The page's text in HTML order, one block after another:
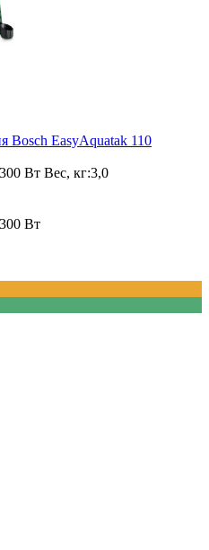
Bosch EasyAquatak 110
Вт Вес, кг:3,0
Вт